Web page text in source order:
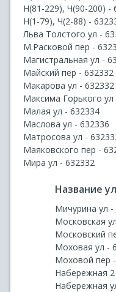
Н(81-229), Ч(90-200) -
Н(1-79), Ч(2-88) -
Льва Толстого ул -
М.Расковой пер -
Магистральная ул -
Майский пер - 632332
Макарова ул - 632332
Максима Горького ул
Малая ул - 632334
Маслова ул - 632336
Матросова ул -
Маяковского пер -
Мира ул - 632332
Название
Мичурина ул -
Московская
Московский
Моховая ул -
Моховой пер
Набережная
Набережная